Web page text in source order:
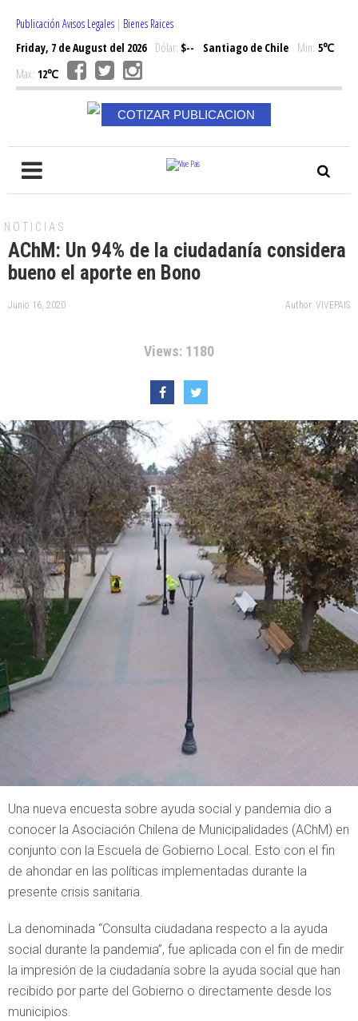
Publicación Avisos Legales | Bienes Raices
Friday, 7 de August del 2026Dólar: $-- Santiago de Chile Min: 5℃
Max: 12℃
COTIZAR PUBLICACION
NOTICIAS
AChM: Un 94% de la ciudadanía considera
bueno el aporte en Bono
Junio 16, 2020 Author: VIVEPAIS
Views: 1180
Una nueva encuesta sobre ayuda social y pandemia dio a
conocer la Asociación Chilena de Municipalidades (AChM) en
conjunto con la Escuela de Gobierno Local. Esto con el fin
de ahondar en las políticas implementadas durante la
presente crisis sanitaria.
La denominada “Consulta ciudadana respecto a la ayuda
social durante la pandemia”, fue aplicada con el fin de medir
la impresión de la ciudadanía sobre la ayuda social que han
recibido por parte del Gobierno o directamente desde los
municipios.